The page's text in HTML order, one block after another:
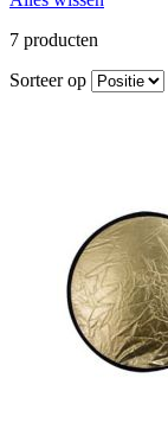
7 producten
Sorteer op